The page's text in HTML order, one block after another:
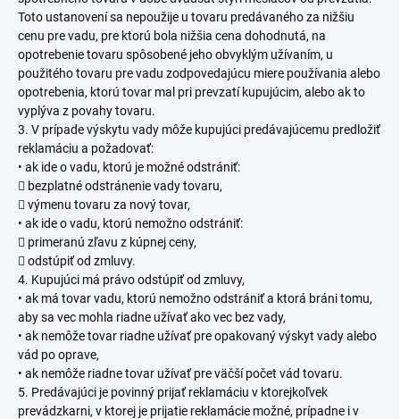
Toto ustanovení sa nepoužije u tovaru predávaného za nižšiu
cenu pre vadu, pre ktorú bola nižšia cena dohodnutá, na
opotrebenie tovaru spôsobené jeho obvyklým užívaním, u
použitého tovaru pre vadu zodpovedajúcu miere používania alebo
opotrebenia, ktorú tovar mal pri prevzatí kupujúcim, alebo ak to
vyplýva z povahy tovaru.
3. V prípade výskytu vady môže kupujúci predávajúcemu predložiť
reklamáciu a požadovať:
• ak ide o vadu, ktorú je možné odstrániť:
 bezplatné odstránenie vady tovaru,
 výmenu tovaru za nový tovar,
• ak ide o vadu, ktorú nemožno odstrániť:
 primeranú zľavu z kúpnej ceny,
 odstúpiť od zmluvy.
4. Kupujúci má právo odstúpiť od zmluvy,
• ak má tovar vadu, ktorú nemožno odstrániť a ktorá bráni tomu,
aby sa vec mohla riadne užívať ako vec bez vady,
• ak nemôže tovar riadne užívať pre opakovaný výskyt vady alebo
vád po oprave,
• ak nemôže riadne tovar užívať pre väčší počet vád tovaru.
5. Predávajúci je povinný prijať reklamáciu v ktorejkoľvek
prevádzkarni, v ktorej je prijatie reklamácie možné, prípadne i v